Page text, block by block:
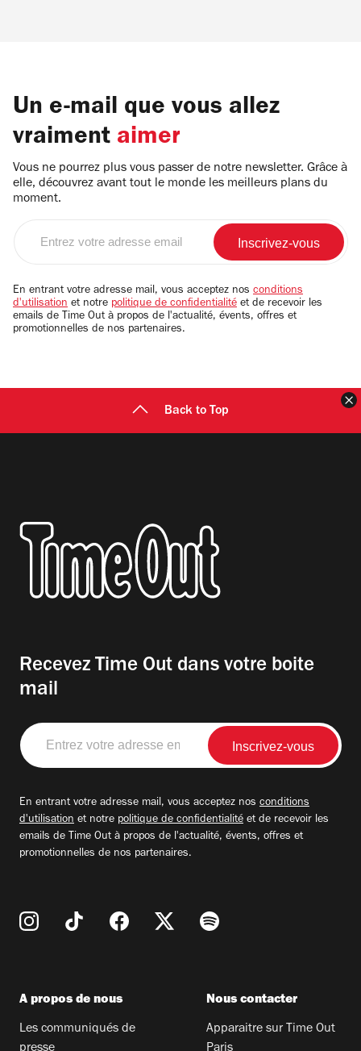
Un e-mail que vous allez
vraiment aimer
Vous ne pourrez plus vous passer de notre newsletter. Grâce à
elle, découvrez avant tout le monde les meilleurs plans du
moment.
email
En entrant votre adresse mail, vous acceptez nos conditions
d'utilisation et notre politique de confidentialité et de recevoir les
emails de Time Out à propos de l'actualité, évents, offres et
promotionnelles de nos partenaires.
Back to Top
Recevez Time Out dans votre boite
mail
Entrez
votre
adresse
En entrant votre adresse mail, vous acceptez nos conditions
d'utilisation et notre politique de confidentialité et de recevoir les
emails de Time Out à propos de l'actualité, évents, offres et
promotionnelles de nos partenaires.
A propos de nous
Les communiqués de
Nous contacter
Apparaitre sur Time Out